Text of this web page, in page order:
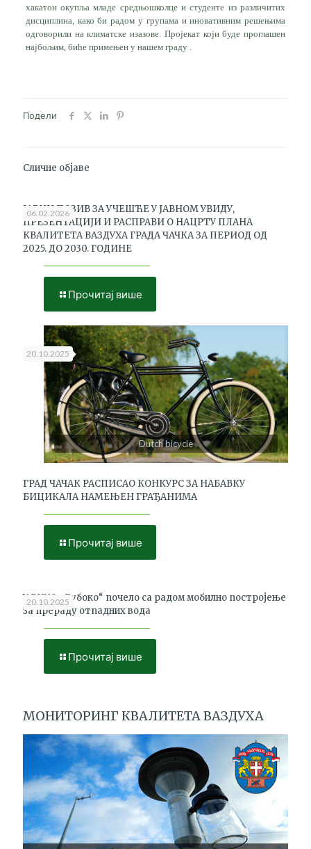
хакатон окупља младе средњошколце и студенте из различитих
дисциплина, како би радом у групама и иновативним решењима
одговорили на климатске изазове. Пројекат који буде проглашен
најбољим, биће примењен у нашем граду .
Подели
Сличне објаве
06.02.2026
ЈАВНИ ПОЗИВ ЗА УЧЕШЋЕ У ЈАВНОМ УВИДУ,
ПРЕЗЕНТАЦИЈИ И РАСПРАВИ О НАЦРТУ ПЛАНА
КВАЛИТЕТА ВАЗДУХА ГРАДА ЧАЧКА ЗА ПЕРИОД ОД
2025. ДО 2030. ГОДИНЕ
Прочитај више
Dutch bicycle
20.10.2025
ГРАД ЧАЧАК РАСПИСАО КОНКУРС ЗА НАБАВКУ
БИЦИКАЛА НАМЕЊЕН ГРАЂАНИМА
Прочитај више
20.10.2025
У РЦУО „Дубоко“ почело са радом мобилно постројење
за прераду отпадних вода
Прочитај више
МОНИТОРИНГ КВАЛИТЕТА ВАЗДУХА